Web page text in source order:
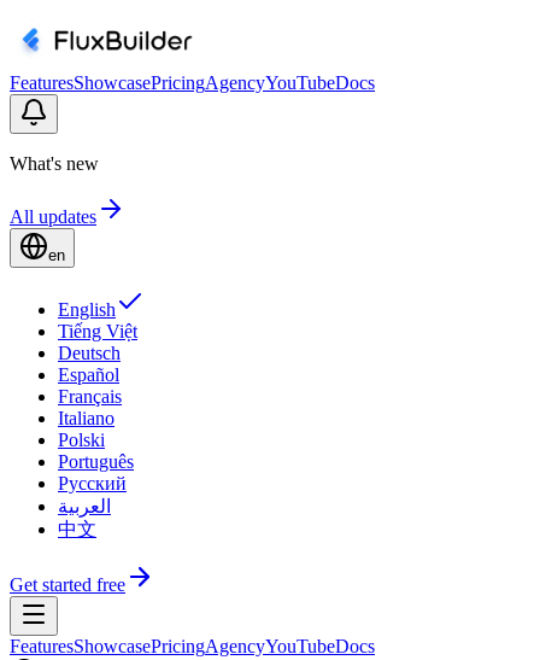
FeaturesShowcasePricingAgencyYouTubeDocs
What's new
All updates
en
English
Tiếng Việt
Deutsch
Español
Français
Italiano
Polski
Português
Русский
العربية
中文
Get started free
FeaturesShowcasePricingAgencyYouTubeDocs